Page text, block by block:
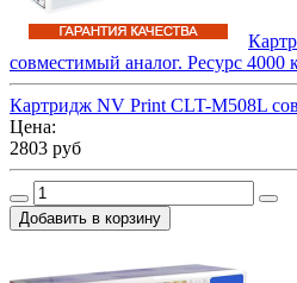
совместимый аналог. Ресурс 4000
Картридж NV Print CLT-M508L
Цена:
2803 руб